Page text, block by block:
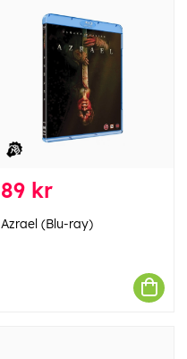
89 kr
Azrael (Blu-ray)